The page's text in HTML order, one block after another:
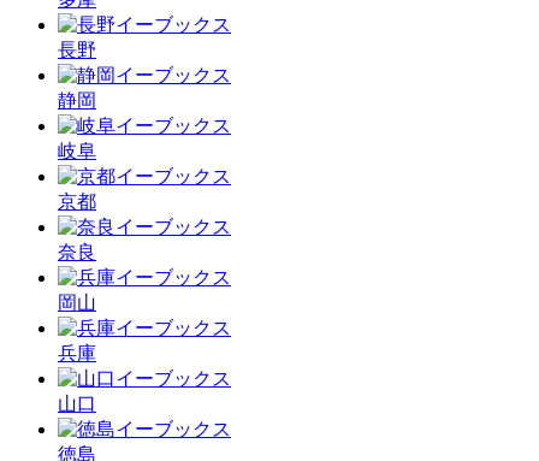
長野
静岡
岐阜
京都
奈良
岡山
兵庫
山口
徳島